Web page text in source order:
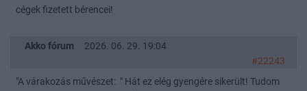
cégek fizetett bérencei!
Akko fórum
2026. 06. 29. 19:04
#22243
"A várakozás művészet: " Hát ez elég gyengére sikerült! Tudom